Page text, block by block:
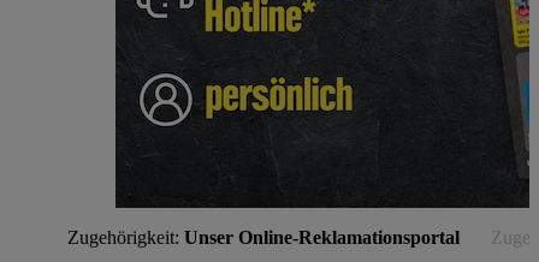
Zugehörigkeit: Unser Online-Reklamationsportal